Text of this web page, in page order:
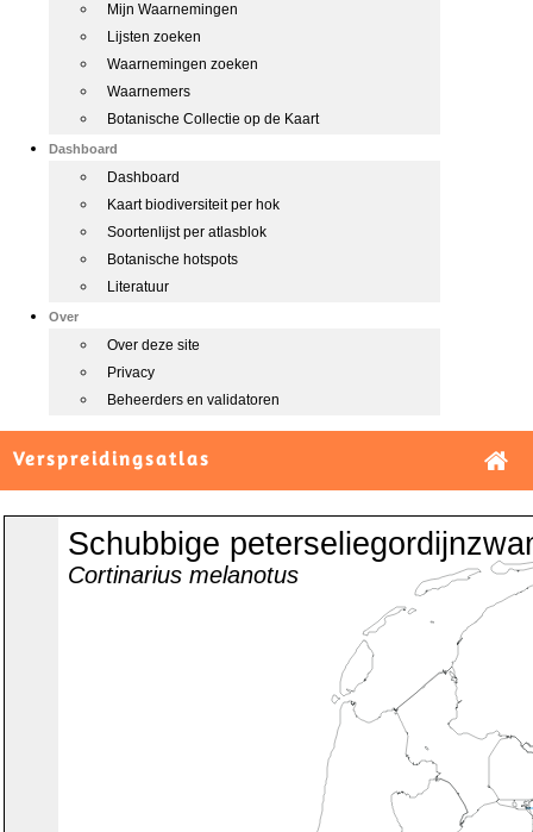
Mijn Waarnemingen
Lijsten zoeken
Waarnemingen zoeken
Waarnemers
Botanische Collectie op de Kaart
Dashboard
Dashboard
Kaart biodiversiteit per hok
Soortenlijst per atlasblok
Botanische hotspots
Literatuur
Over
Over deze site
Privacy
Beheerders en validatoren
Verspreidingsatlas